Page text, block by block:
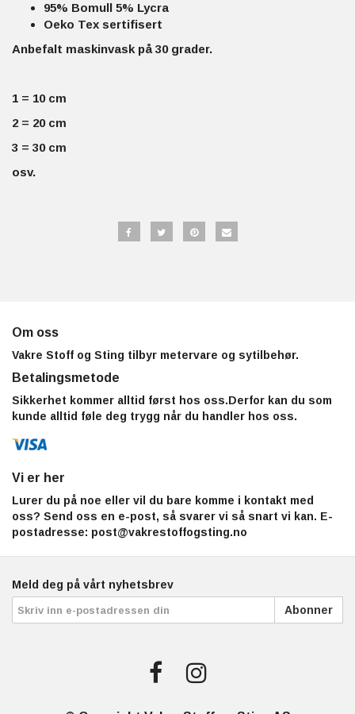
95% Bomull 5% Lycra
Oeko Tex sertifisert
Anbefalt maskinvask på 30 grader.
1 = 10 cm
2 = 20 cm
3 = 30 cm
osv.
Om oss
Vakre Stoff og Sting tilbyr metervare og sytilbehør.
Betalingsmetode
Sikkerhet kommer alltid først hos oss.Derfor kan du som
kunde alltid føle deg trygg når du handler hos oss.
Vi er her
Lurer du på noe eller vil du bare komme i kontakt med
oss? Send oss en e-post, så svarer vi så snart vi kan. E-
postadresse: post@vakrestoffogsting.no
Meld deg på vårt nyhetsbrev
Abonner